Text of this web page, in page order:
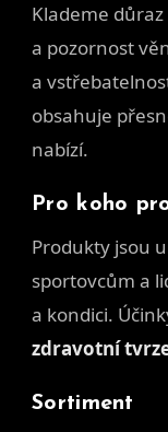
Klademe důraz
a pozornost
a
obsahuje
nabízí.
Pro koho
Produkty jsou
sportovcům a
a kondici.
zdravotní
Sortiment